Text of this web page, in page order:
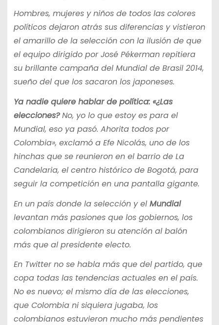
Hombres, mujeres y niños de todos las colores
políticos dejaron atrás sus diferencias y vistieron
el amarillo de la selección con la ilusión de que
el equipo dirigido por José Pékerman repitiera
su brillante campaña del Mundial de Brasil 2014,
sueño del que los sacaron los japoneses.
Ya nadie quiere hablar de política: «¿Las
elecciones?No, yo lo que estoy es para el
Mundial, eso ya pasó. Ahorita todos por
Colombia», exclamó a Efe Nicolás, uno de los
hinchas que se reunieron en el barrio de La
Candelaria, el centro histórico de Bogotá, para
seguir la competición en una pantalla gigante.
En un país donde la selección y el Mundial
levantan más pasiones que los gobiernos, los
colombianos dirigieron su atención al balón
más que al presidente electo.
En Twitter no se habla más que del partido, que
copa todas las tendencias actuales en el país.
No es nuevo; el mismo día de las elecciones,
que Colombia ni siquiera jugaba, los
colombianos estuvieron mucho más pendientes